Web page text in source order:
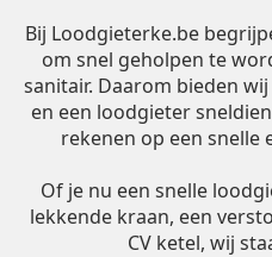
Bij Loodgieterke.be
om snel geholpen te
sanitair. Daarom bieden
en een loodgieter
rekenen op een snelle
Of je nu een snelle
lekkende kraan, een
CV ketel, wij